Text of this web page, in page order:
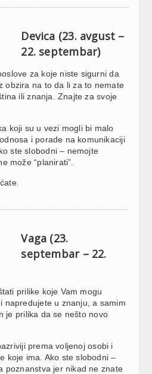
Devica (23. avgust –
22. septembar)
za koje niste sigurni da
obzira na to da li za to nemate
ili znanja. Znajte za svoje
koji su u vezi mogli bi malo
i porade na komunikaciji
ste slobodni – nemojte
može “planirati”.
Vaga (23.
septembar – 22.
prilike koje Vam mogu
napredujete u znanju, a samim
je prilika da se nešto novo
prema voljenoj osobi i
koje ima. Ako ste slobodni –
poznanstva jer nikad ne znate